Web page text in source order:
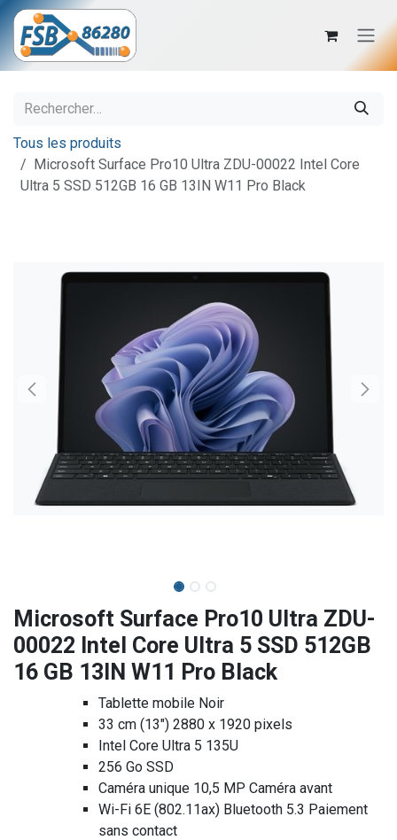
Se rendre au contenu
Tous les produits
Microsoft Surface Pro10 Ultra ZDU-00022 Intel Core
Ultra 5 SSD 512GB 16 GB 13IN W11 Pro Black
Microsoft Surface Pro10 Ultra ZDU-
00022 Intel Core Ultra 5 SSD 512GB
16 GB 13IN W11 Pro Black
Tablette mobile Noir
33 cm (13") 2880 x 1920 pixels
Intel Core Ultra 5 135U
256 Go SSD
Caméra unique 10,5 MP Caméra avant
Wi-Fi 6E (802.11ax) Bluetooth 5.3 Paiement
sans contact